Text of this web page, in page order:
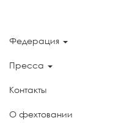
Федерация
Пресса
Контакты
О фехтовании